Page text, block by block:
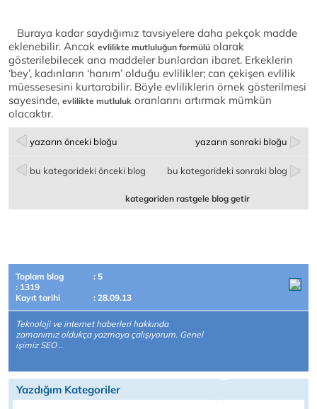
Buraya kadar saydığımız tavsiyelere daha pekçok madde
eklenebilir. Ancak evlilikte mutluluğun formülü olarak
gösterilebilecek ana maddeler bunlardan ibaret. Erkeklerin
‘bey’, kadınların ‘hanım’ olduğu evlilikler; can çekişen evlilik
müessesesini kurtarabilir. Böyle evliliklerin örnek gösterilmesi
sayesinde, evlilikte mutluluk oranlarını artırmak mümkün
olacaktır.
yazarın önceki bloğu yazarın sonraki bloğu
bu kategorideki önceki blog bu kategorideki sonraki blog
kategoriden rastgele blog getir
Toplam blog
: 5
: 1319
Kayıt tarihi
: 28.09.13
Teknoloji ve internet haberleri hakkında
zamanımız oldukça yazmaya çalışıyorum. Genel
işimiz SEO ..
Yazdığım Kategoriler